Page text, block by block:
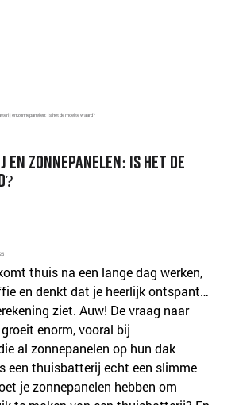
en zonnepanelen: is het de moeite waard?
zonnepanelen: is het de
thuis na een lange dag werken,
en denkt dat je heerlijk ontspant…
ziet. Auw! De vraag naar
enorm, vooral bij
al zonnepanelen op hun dak
een thuisbatterij echt een slimme
je zonnepanelen hebben om